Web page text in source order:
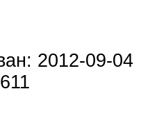
2012-09-04